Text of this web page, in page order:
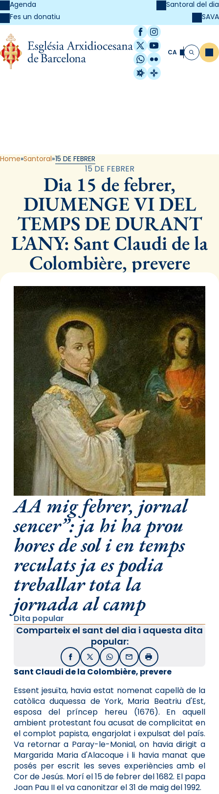
Agenda
Fes un donatiu
Santoral del dia
SAVA
Facebook
Instagram
X / Twitter
YouTube
WhatsApp
Flickr
Radio Estel
Catalunya
CA Cerca
Home Santoral 15 DE FEBRER
15 DE FEBRER
Dia 15 de febrer,
DIUMENGE VI DEL
TEMPS DE DURANT
L’ANY: Sant Claudi de la
Colombière, prevere
AA mig febrer, jornal
sencer”: ja hi ha prou
hores de sol i en temps
reculats ja es podia
treballar tota la
jornada al camp
Dita popular
Comparteix el sant del dia i aquesta dita
popular:
FacebookX / TwitterWhatsApp
EmailImprimir
Sant Claudi de la Colombière, prevere
Essent jesuïta, havia estat nomenat capellà de la
catòlica duquessa de York, Maria Beatriu d'Est,
esposa del príncep hereu (1676). En aquell
ambient protestant fou acusat de complicitat en
el complot papista, engarjolat i expulsat del país.
Va retornar a Paray-le-Monial, on havia dirigit a
Margarida Maria d'Alacoque i li havia manat que
posés per escrit les seves experiències amb el
Cor de Jesús. Morí el 15 de febrer del 1682. El papa
Joan Pau II el va canonitzar el 31 de maig del 1992.